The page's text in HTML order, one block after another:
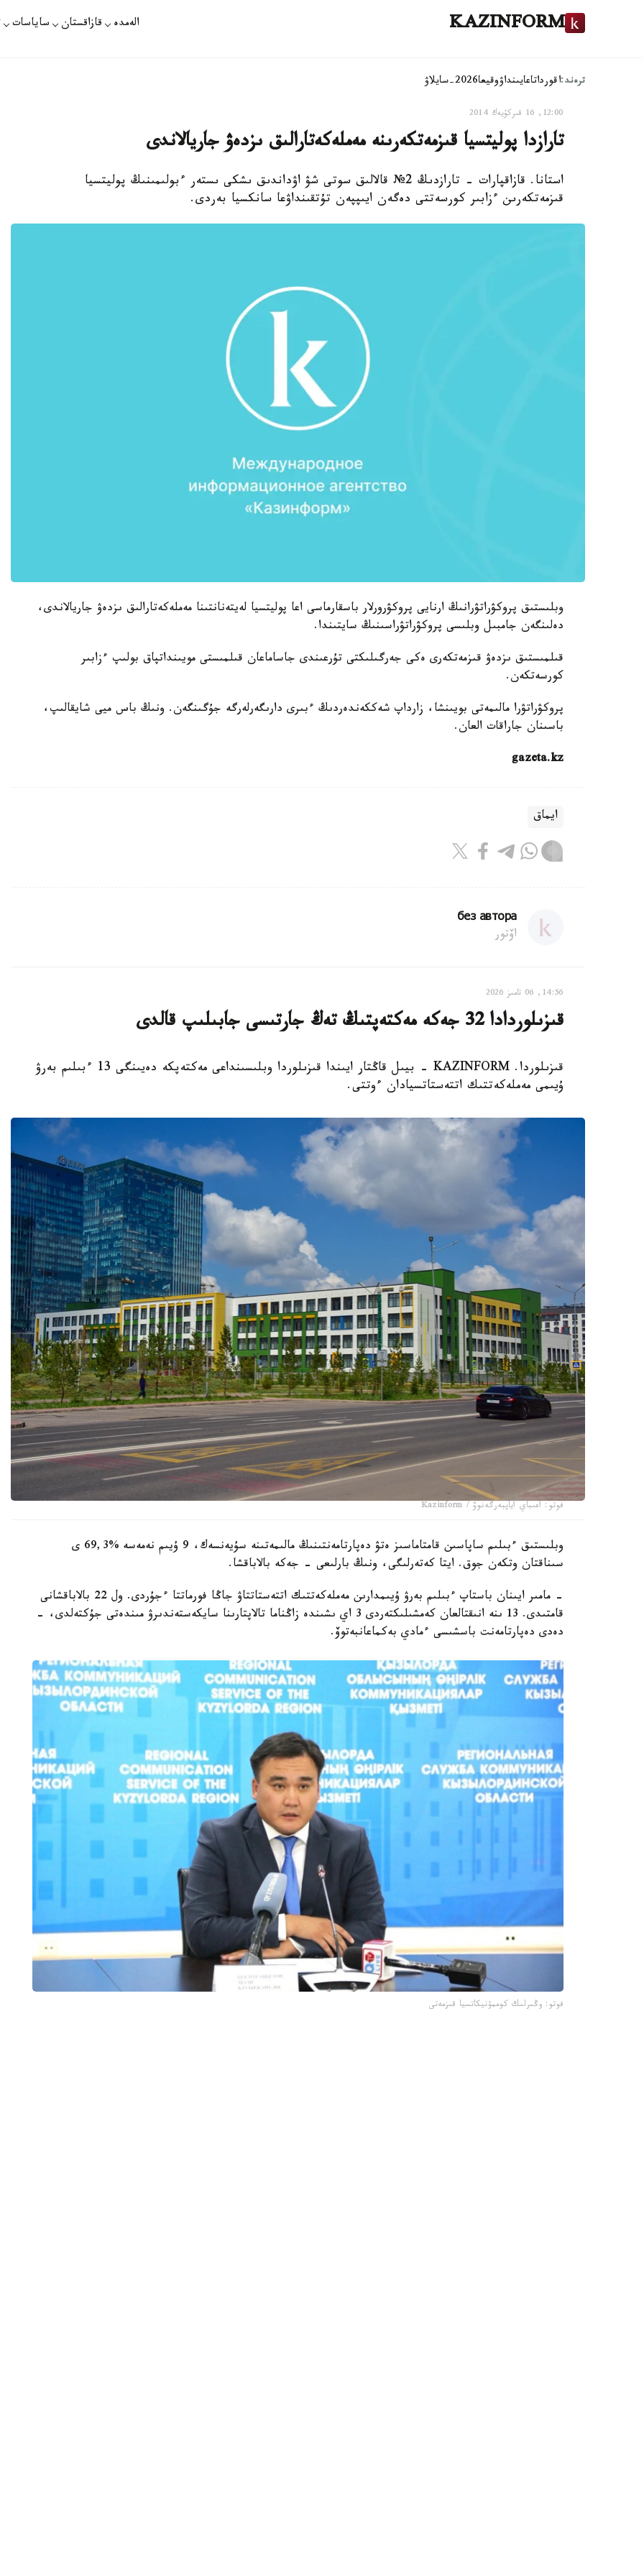
KAZINFORM الەمدە قازاقستان ساياسات
ترەند:اقورداتاعايىنداۋوقيعا2026-سايلاۋ
12:00, 16 قىركۇيەك 2014
تارازدا پوليتسيا قىزمەتكەرىنە مەملەكەتارالىق ىزدەۋ جاريالاندى
استانا. قازاقپارات - تارازدىڭ 2№ قالالىق سوتى شۋ اۋداندىق ىشكى ىستەر ءبولىمىنىڭ پوليتسيا
قىزمەتكەرىن ءزابىر كورسەتتى دەگەن ايىپپەن تۇتقىنداۋعا سانكسيا بەردى.
وبلىستىق پروكۋراتۋرانىڭ ارنايى پروكۋرورلار باسقارماسى اعا پوليتسيا لەيتەنانتىنا مەملەكەتارالىق ىزدەۋ جاريالاندى،
دەلىنگەن جامبىل وبلىسى پروكۋراتۋراسىنىڭ سايتىندا.
قىلمىستىق ىزدەۋ قىزمەتكەرى ەكى جەرگىلىكتى تۇرعىندى جاساماعان قىلمىستى مويىنداتپاق بولىپ ءزابىر
كورسەتكەن.
پروكۋراتۋرا مالىمەتى بويىنشا، زارداپ شەككەندەردىڭ ءبىرى دارىگەرلەرگە جۇگىنگەن. ونىڭ باس ميى شايقالىپ،
باسىنان جاراقات العان.
gazeta.kz
ايماق
без автора
اۆتور
14:56, 06 تامىز 2026
قىزىلوردادا 32 جەكە مەكتەپتىڭ تەڭ جارتىسى جابىلىپ قالدى
قىزىلوردا. KAZINFORM - بيىل قاڭتار ايىندا قىزىلوردا وبلىسىنداعى مەكتەپكە دەيىنگى 13 ءبىلىم بەرۋ
ۇيىمى مەملەكەتتىك اتتەستاتسيادان ءوتتى.
فوتو: اعىباي اياپبەرگەنوۆ / Kazinform
وبلىستىق ءبىلىم ساپاسىن قامتاماسىز ەتۋ دەپارتامەنتىنىڭ مالىمەتىنە سۇيەنسەك، 9 ۇيىم نەمەسە %69,3 ى
سىناقتان وتكەن جوق. ايتا كەتەرلىگى، ونىڭ بارلىعى - جەكە بالاباقشا.
- مامىر ايىنان باستاپ ءبىلىم بەرۋ ۇيىمدارىن مەملەكەتتىك اتتەستاتتاۋ جاڭا فورماتتا ءجۇردى. ول 22 بالاباقشانى
قامتىدى. 13 ىنە انىقتالعان كەمشىلىكتەردى 3 اي ىشىندە زاڭناما تالاپتارىنا سايكەستەندىرۋ مىندەتى جۇكتەلدى، -
دەدى دەپارتامەنت باسشىسى ءمادي بەكماعانبەتوۆ.
فوتو: وڭىرلىك كوممۋنيكاتسيا قىزمەتى